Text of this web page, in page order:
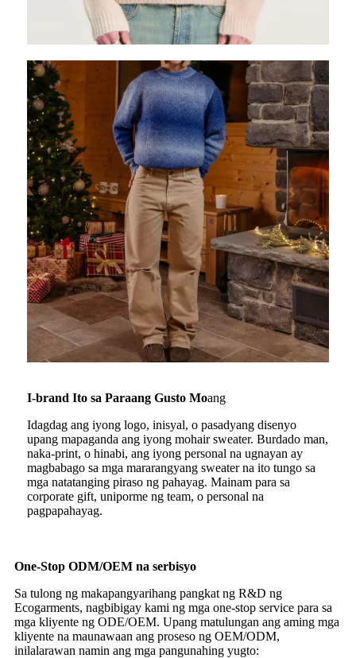
I-brand Ito sa Paraang Gusto Moang
Idagdag ang iyong logo, inisyal, o pasadyang disenyo
upang mapaganda ang iyong mohair sweater. Burdado man,
naka-print, o hinabi, ang iyong personal na ugnayan ay
magbabago sa mga mararangyang sweater na ito tungo sa
mga natatanging piraso ng pahayag. Mainam para sa
corporate gift, uniporme ng team, o personal na
pagpapahayag.
One-Stop ODM/OEM na serbisyo
Sa tulong ng makapangyarihang pangkat ng R&D ng
Ecogarments, nagbibigay kami ng mga one-stop service para sa
mga kliyente ng ODE/OEM. Upang matulungan ang aming mga
kliyente na maunawaan ang proseso ng OEM/ODM,
inilalarawan namin ang mga pangunahing yugto: